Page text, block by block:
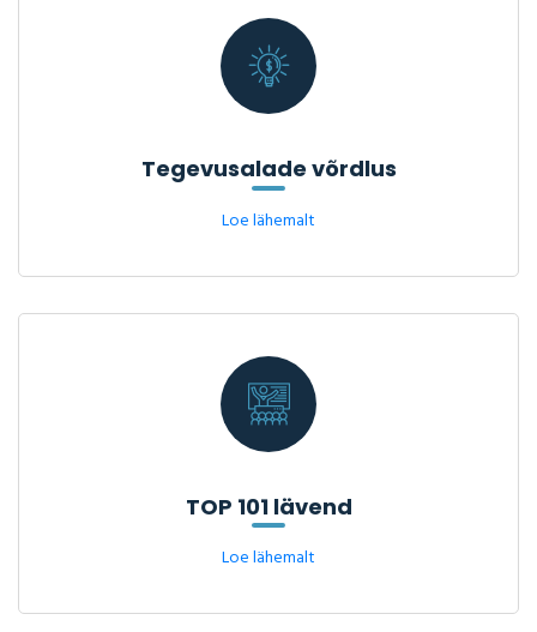
Tegevusalade võrdlus
Loe lähemalt
TOP 101 lävend
Loe lähemalt